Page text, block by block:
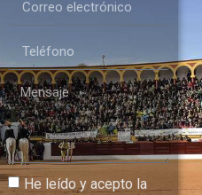
He leído y acepto la